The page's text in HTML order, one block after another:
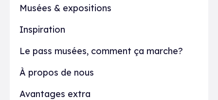
Musées & expositions
Inspiration
Le pass musées, comment ça marche?
À propos de nous
Avantages extra